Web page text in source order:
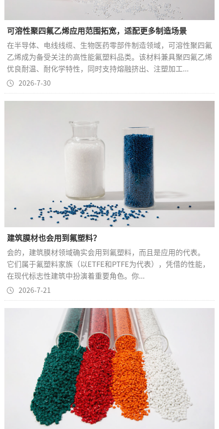
可溶性聚四氟乙烯应用范围拓宽，适配更多制造场景
在半导体、电线线缆、生物医药零部件制造领域，可溶性聚四氟
乙烯成为备受关注的高性能氟塑料品类。该材料兼具聚四氟乙烯
优良耐温、耐化学特性，同时支持熔融挤出、注塑加工...
2026-7-30
建筑膜材也会用到氟塑料？
会的，建筑膜材领域确实会用到氟塑料，而且是应用的代表。
它们属于氟塑料家族（以ETFE和PTFE为代表），凭借的性能，
在现代标志性建筑中扮演着重要角色。你...
2026-7-21